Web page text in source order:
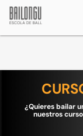
¿Quieres bailar
nuestros